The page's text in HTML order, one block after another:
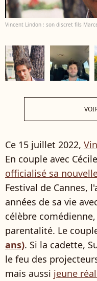
Vincent Lindon : son discret fils
Ce 15 juillet 2022,
En couple avec
officialisé sa
Festival de Cannes,
années de sa vie
célèbre
parentalité. Le
ans). Si la cadette,
le feu des
mais aussi jeune